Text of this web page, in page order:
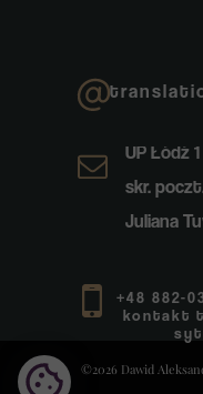
UP Łódź 1
skr.
Juliana
+48 882-
kontakt
©2026 Dawid